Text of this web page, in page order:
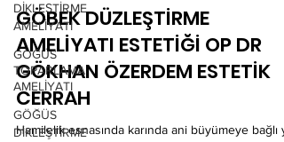
DİKLEŞTİRME
AMELİYATI
GÖĞÜS
TOPARLAMA
AMELİYATI
GÖĞÜS
DİKLEŞTİRME
ANTALYA KARIN GERME
GÖBEK DÜZLEŞTİRME
AMELİYATI ESTETİĞİ OP DR
GÖKHAN ÖZERDEM ESTETİK
CERRAH